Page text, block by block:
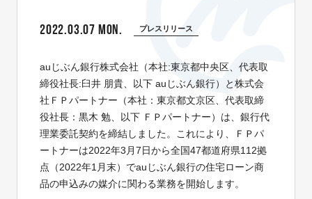
2022.03.07 MON. プレスリリース
auじぶん銀行株式会社（本社:東京都中央区、代表取
締役社長:臼井 朋貴、以下 auじぶん銀行）と株式会
社ＦＰパートナー（本社：東京都文京区、代表取締
役社長：黒木 勉、以下 ＦＰパートナー）は、銀行代
理業委託契約を締結しました。これにより、ＦＰパ
ートナーは2022年3月7日から全国47都道府県112拠
点（2022年1月末）でauじぶん銀行の住宅ローン商
品の申込みの媒介に関わる業務を開始します。